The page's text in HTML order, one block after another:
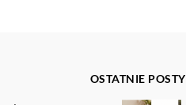
OSTATNIE POSTY